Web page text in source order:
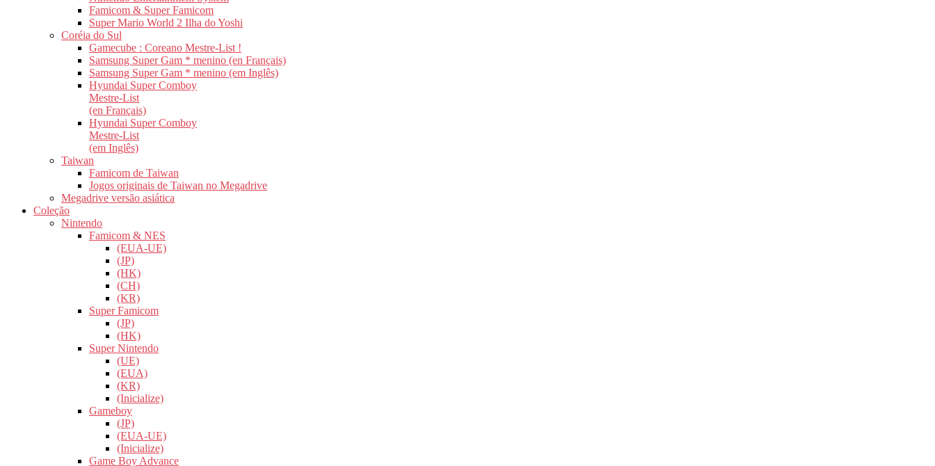
Famicom & Super Famicom
Super Mario World 2 Ilha do Yoshi
Coréia do Sul
Gamecube : Coreano Mestre-List !
Samsung Super Gam * menino (en Français)
Samsung Super Gam * menino (em Inglês)
Hyundai Super Comboy
Mestre-List
(en Français)
Hyundai Super Comboy
Mestre-List
(em Inglês)
Taiwan
Famicom de Taiwan
Jogos originais de Taiwan no Megadrive
Megadrive versão asiática
Coleção
Nintendo
Famicom & NES
(EUA-UE)
(JP)
(HK)
(CH)
(KR)
Super Famicom
(JP)
(HK)
Super Nintendo
(UE)
(EUA)
(KR)
(Inicialize)
Gameboy
(JP)
(EUA-UE)
(Inicialize)
Game Boy Advance